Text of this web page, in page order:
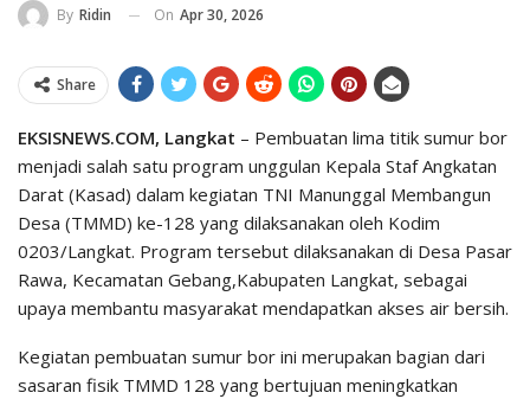
By Ridin On Apr 30, 2026
Share
EKSISNEWS.COM, Langkat – Pembuatan lima titik sumur bor
menjadi salah satu program unggulan Kepala Staf Angkatan
Darat (Kasad) dalam kegiatan TNI Manunggal Membangun
Desa (TMMD) ke-128 yang dilaksanakan oleh Kodim
0203/Langkat. Program tersebut dilaksanakan di Desa Pasar
Rawa, Kecamatan Gebang,Kabupaten Langkat, sebagai
upaya membantu masyarakat mendapatkan akses air bersih.
‎Kegiatan pembuatan sumur bor ini merupakan bagian dari
sasaran fisik TMMD 128 yang bertujuan meningkatkan